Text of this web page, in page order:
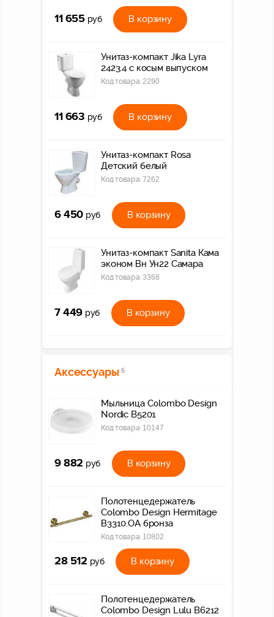
11 655 руб В корзину
Унитаз-компакт Jika Lyra
2423.4 с косым выпуском
Код товара:2290
11 663 руб В корзину
Унитаз-компакт Rosa
Детский белый
Код товара:7262
6 450 руб В корзину
Унитаз-компакт Sanita Кама
эконом Вн Ун22 Самара
Код товара:3368
7 449 руб В корзину
Аксессуары 5
Мыльница Colombo Design
Nordic B5201
Код товара: 10147
9 882 руб В корзину
Полотенцедержатель
Colombo Design Hermitage
В3310.OA бронза
Код товара: 10802
28 512 руб В корзину
Полотенцедержатель
Colombo Design Lulu B6212